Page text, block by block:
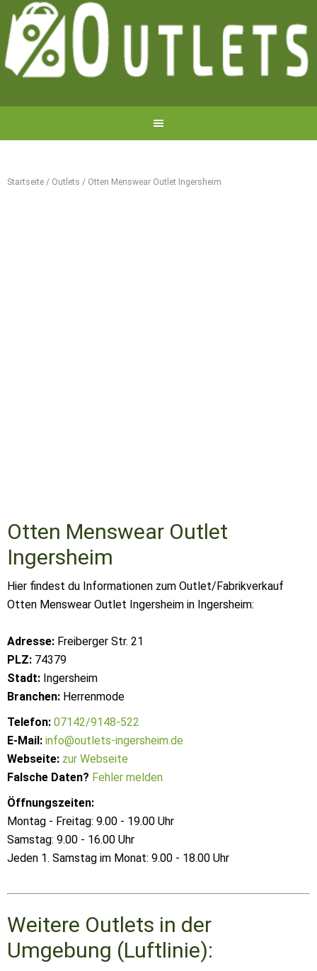
Startseite / Outlets / Otten Menswear Outlet Ingersheim
Otten Menswear Outlet
Ingersheim
Hier findest du Informationen zum Outlet/Fabrikverkauf
Otten Menswear Outlet Ingersheim in Ingersheim:
Adresse: Freiberger Str. 21
PLZ: 74379
Stadt: Ingersheim
Branchen: Herrenmode
Telefon: 07142/9148-522
E-Mail: info@outlets-ingersheim.de
Webseite: zur Webseite
Falsche Daten? Fehler melden
Öffnungszeiten:
Montag - Freitag: 9.00 - 19.00 Uhr
Samstag: 9.00 - 16.00 Uhr
Jeden 1. Samstag im Monat: 9.00 - 18.00 Uhr
Weitere Outlets in der
Umgebung (Luftlinie):